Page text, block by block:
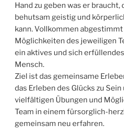
Hand zu geben was er
behutsam geistig und
kann. Vollkommen
Möglichkeiten des jeweiligen
ein aktives und sich
Mensch.
Ziel ist das gemeinsame
das Erleben des Glücks zu Sein
vielfältigen Übungen und
Team in einem fürsorglich-
gemeinsam neu erfahren.